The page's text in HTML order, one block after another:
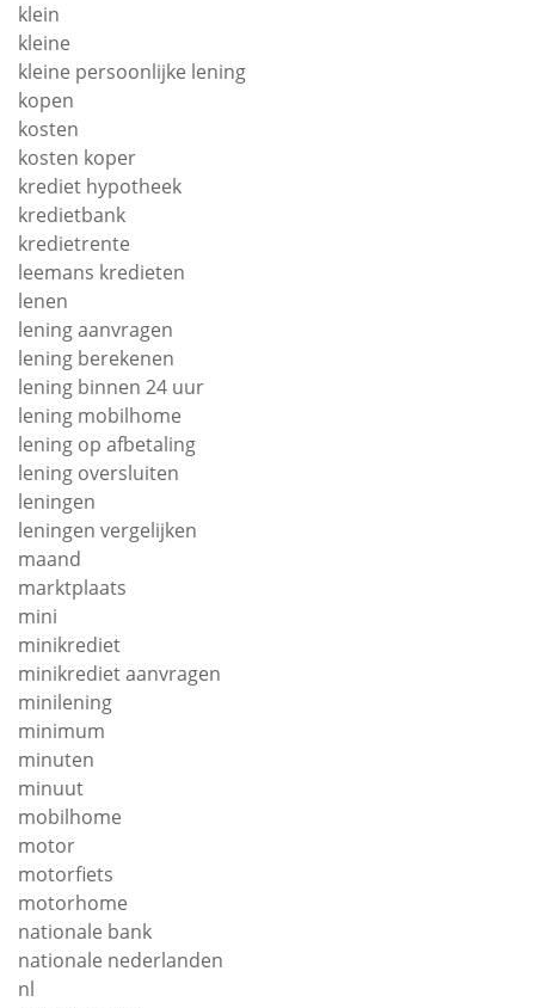
klein
kleine
kleine persoonlijke lening
kopen
kosten
kosten koper
krediet hypotheek
kredietbank
kredietrente
leemans kredieten
lenen
lening aanvragen
lening berekenen
lening binnen 24 uur
lening mobilhome
lening op afbetaling
lening oversluiten
leningen
leningen vergelijken
maand
marktplaats
mini
minikrediet
minikrediet aanvragen
minilening
minimum
minuten
minuut
mobilhome
motor
motorfiets
motorhome
nationale bank
nationale nederlanden
nl